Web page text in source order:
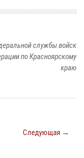
службы войск
по Красноярскому
краю
Следующая →